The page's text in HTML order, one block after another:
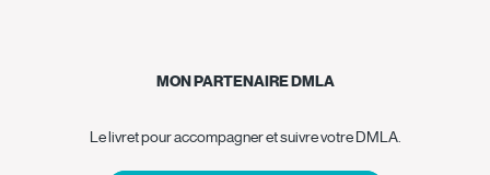
MON PARTENAIRE DMLA
Le livret pour accompagner et suivre votre DMLA.